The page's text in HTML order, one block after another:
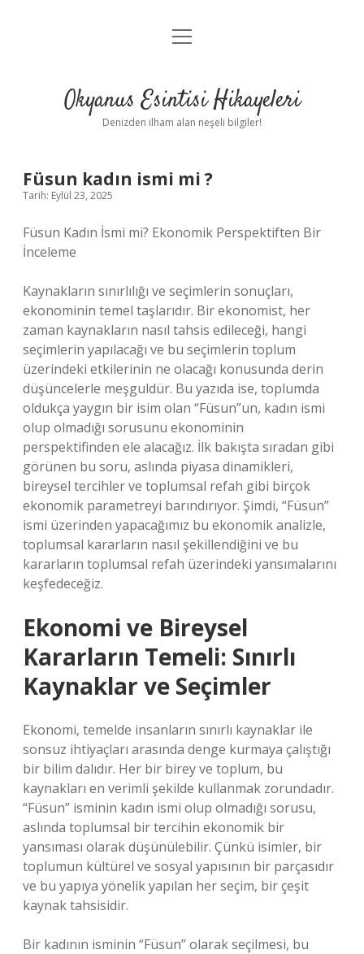
Anasayfa
Yasal Uyarı
menüyü
Okyanus Esintisi Hikayeleri
Denizden ilham alan neşeli bilgiler!
Füsun kadın ismi mi ?
Tarih: Eylül 23, 2025
Füsun Kadın İsmi mi? Ekonomik Perspektiften Bir
İnceleme
Kaynakların sınırlılığı ve seçimlerin sonuçları,
ekonominin temel taşlarıdır. Bir ekonomist, her
zaman kaynakların nasıl tahsis edileceği, hangi
seçimlerin yapılacağı ve bu seçimlerin toplum
üzerindeki etkilerinin ne olacağı konusunda derin
düşüncelerle meşguldür. Bu yazıda ise, toplumda
oldukça yaygın bir isim olan “Füsun”un, kadın ismi
olup olmadığı sorusunu ekonominin
perspektifinden ele alacağız. İlk bakışta sıradan gibi
görünen bu soru, aslında piyasa dinamikleri,
bireysel tercihler ve toplumsal refah gibi birçok
ekonomik parametreyi barındırıyor. Şimdi, “Füsun”
ismi üzerinden yapacağımız bu ekonomik analizle,
toplumsal kararların nasıl şekillendiğini ve bu
kararların toplumsal refah üzerindeki yansımalarını
keşfedeceğiz.
Ekonomi ve Bireysel
Kararların Temeli: Sınırlı
Kaynaklar ve Seçimler
Ekonomi, temelde insanların sınırlı kaynaklar ile
sonsuz ihtiyaçları arasında denge kurmaya çalıştığı
bir bilim dalıdır. Her bir birey ve toplum, bu
kaynakları en verimli şekilde kullanmak zorundadır.
“Füsun” isminin kadın ismi olup olmadığı sorusu,
aslında toplumsal bir tercihin ekonomik bir
yansıması olarak düşünülebilir. Çünkü isimler, bir
toplumun kültürel ve sosyal yapısının bir parçasıdır
ve bu yapıya yönelik yapılan her seçim, bir çeşit
kaynak tahsisidir.
Bir kadının isminin “Füsun” olarak seçilmesi, bu